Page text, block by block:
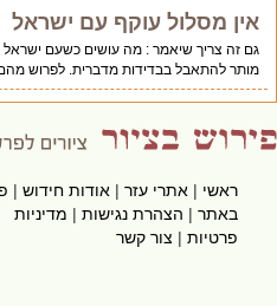
אין מסלול עוקף עם ישראל
גם זה צריך שיאמר : מה עושים כשעם ישראל
מותר להתאבל בבדידות מדברית. לפרוש מהם
ראשי|אתרי עזר|אודות חידוש|
באתר|הצהרת נגישות|מדיניות
פרטיות|צור קשר